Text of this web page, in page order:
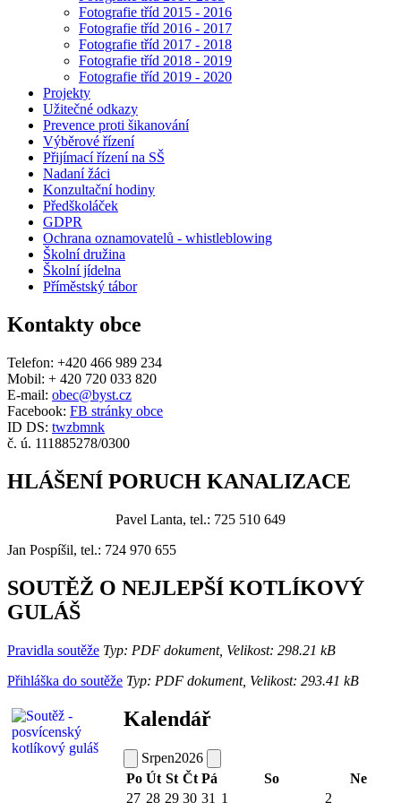
Fotografie tříd 2015 - 2016
Fotografie tříd 2016 - 2017
Fotografie tříd 2017 - 2018
Fotografie tříd 2018 - 2019
Fotografie tříd 2019 - 2020
Projekty
Užitečné odkazy
Prevence proti šikanování
Výběrové řízení
Přijímací řízení na SŠ
Nadaní žáci
Konzultační hodiny
Předškoláček
GDPR
Ochrana oznamovatelů - whistleblowing
Školní družina
Školní jídelna
Příměstský tábor
Kontakty obce
Telefon: +420 466 989 234
Mobil: + 420 720 033 820
E-mail: obec@byst.cz
Facebook: FB stránky obce
ID DS: twzbmnk
č. ú. 111885278/0300
HLÁŠENÍ PORUCH KANALIZACE
Pavel Lanta, tel.: 725 510 649
Jan Pospíšil, tel.: 724 970 655
SOUTĚŽ O NEJLEPŠÍ KOTLÍKOVÝ
GULÁŠ
Pravidla soutěže Typ: PDF dokument, Velikost: 298.21 kB
Přihláška do soutěže Typ: PDF dokument, Velikost: 293.41 kB
Kalendář
Srpen2026
Po Út St Čt Pá So
Ne
27 28 29 30 31 1
2